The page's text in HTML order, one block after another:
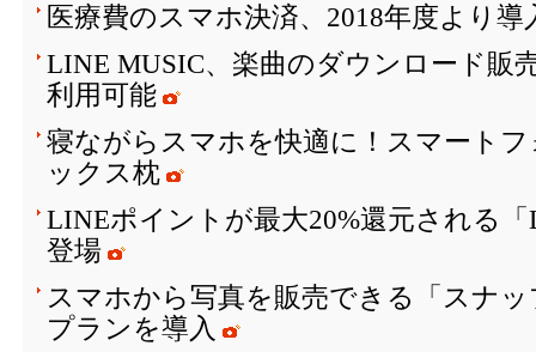
医療費のスマホ決済、2018年度より
LINE MUSIC、楽曲のダウンロード
利用可能
寝ながらスマホを快適に！スマート
ックス枕
LINEポイントが最大20%還元される
登場
スマホから写真を販売できる「スナ
プランを導入